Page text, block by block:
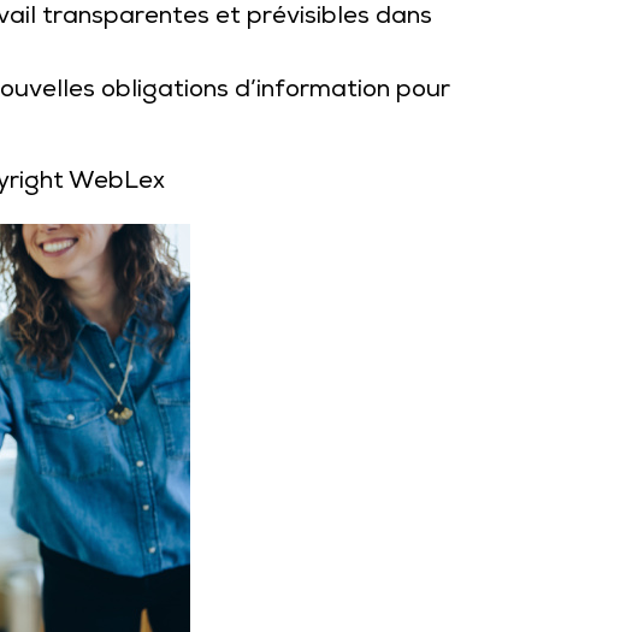
transparentes et prévisibles dans
obligations d’information pour
WebLex